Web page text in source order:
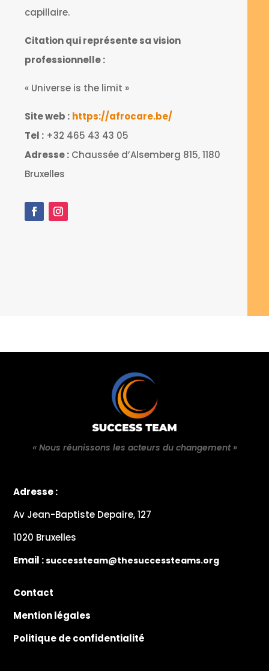
capillaire.
Citation qui représente sa vision
professionnelle :
« Universe is the limit »
Site web : https://afrocare.be/
Tel : +32 465 43 43 05
Adresse : Chaussée d’Alsemberg 815, 1180
Bruxelles
« Nous réunissons les acteurs du changement »
Adresse :
Av Jean-Baptiste Depaire, 127
1020 Bruxelles
Email :successteam@thesuccessteams.org
Contact
Mention légales
Politique de confidentialité
🎙️ 2–4 micros + casques
💾 Montage & post-prod (option)